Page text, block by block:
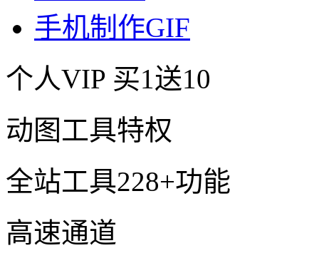
手机制作GIF
个人VIP 买1送10
动图工具特权
全站工具228+功能
高速通道